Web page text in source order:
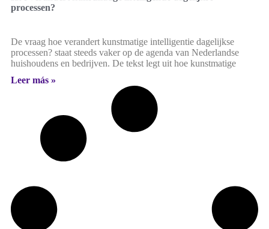
processen?
De vraag hoe verandert kunstmatige intelligentie dagelijkse
processen? staat steeds vaker op de agenda van Nederlandse
huishoudens en bedrijven. De tekst legt uit hoe kunstmatige
Leer más »